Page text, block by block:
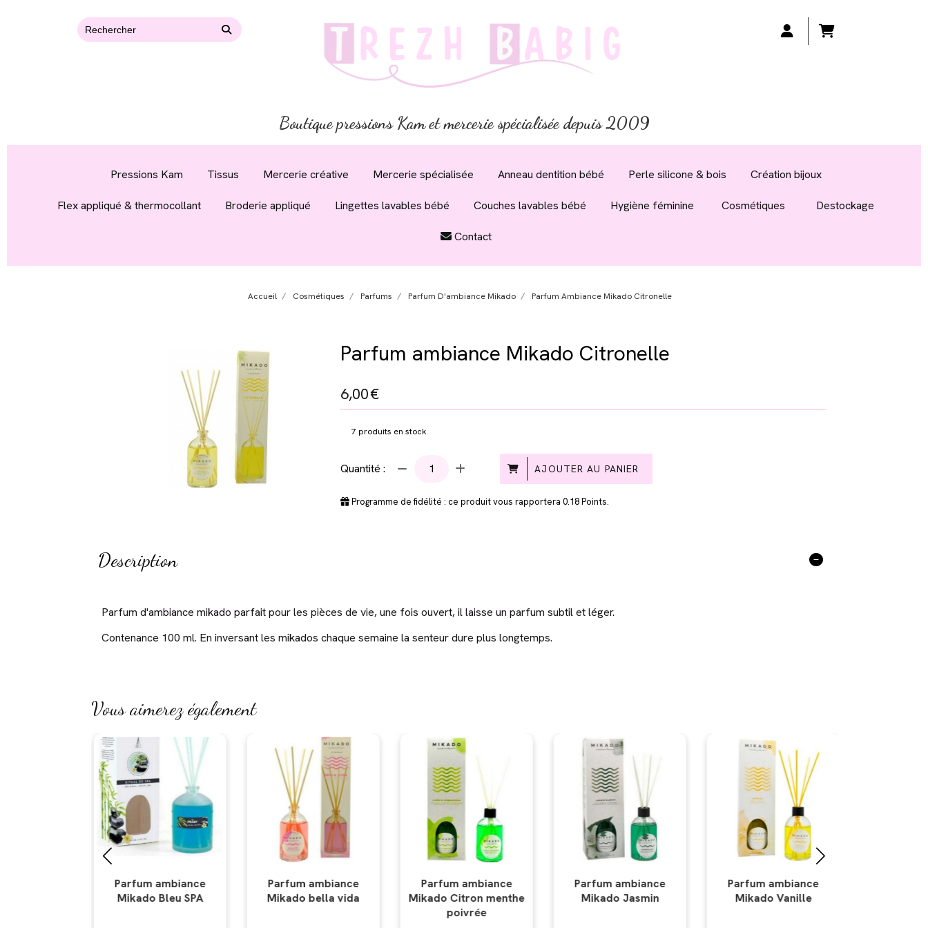
Boutique pressions Kam et mercerie spécialisée depuis 2009
Pressions Kam Tissus Mercerie créative Mercerie spécialisée Anneau dentition bébé Perle silicone & bois Création bijoux
Flex appliqué & thermocollant Broderie appliqué Lingettes lavables bébé Couches lavables bébé Hygiène féminine Cosmétiques Destockage
Contact
Accueil Cosmétiques Parfums Parfum D'ambiance Mikado Parfum Ambiance Mikado Citronelle
Parfum ambiance Mikado Citronelle
6,00€
7 produits en stock
Quantité : AJOUTER AU PANIER
Programme de fidélité : ce produit vous rapportera0.18Points.
Description
Parfum d'ambiance mikado parfait pour les pièces de vie, une fois ouvert, il laisse un parfum subtil et léger.
Contenance 100 ml. En inversant les mikados chaque semaine la senteur dure plus longtemps.
Vous aimerez également
Parfum ambiance
Mikado bella vida
Parfum ambiance
Mikado Citron menthe
Parfum ambiance
Mikado Jasmin
Parfum ambiance
Mikado Vanille
Parfum ambiance
Mikado Fruits rouges